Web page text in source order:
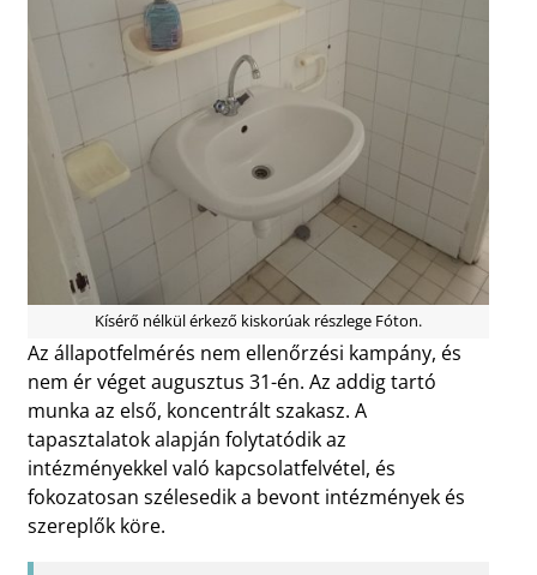
Kísérő nélkül érkező kiskorúak részlege Fóton.
Az állapotfelmérés nem ellenőrzési kampány, és
nem ér véget augusztus 31-én. Az addig tartó
munka az első, koncentrált szakasz. A
tapasztalatok alapján folytatódik az
intézményekkel való kapcsolatfelvétel, és
fokozatosan szélesedik a bevont intézmények és
szereplők köre.